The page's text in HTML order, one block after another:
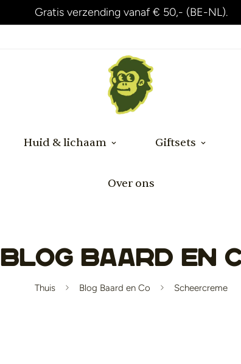
Gratis verzending vanaf € 50,- (BE-NL).
Huid & lichaam Giftsets
Over ons
Blog Baard en
Thuis Blog Baard en Co Scheercreme